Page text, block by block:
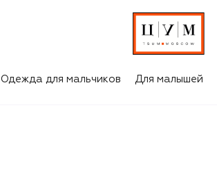
Одежда для мальчиков Для малышей